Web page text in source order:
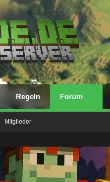
Regeln Forum
Mitglieder